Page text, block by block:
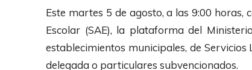
Este martes 5 de agosto, a las 9:00 horas,
Escolar (SAE), la plataforma del
establecimientos municipales, de Servicios
delegada o particulares subvencionados.